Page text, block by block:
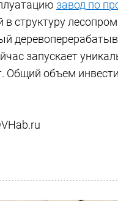
завод по
в структуру
запускает
Общий объем